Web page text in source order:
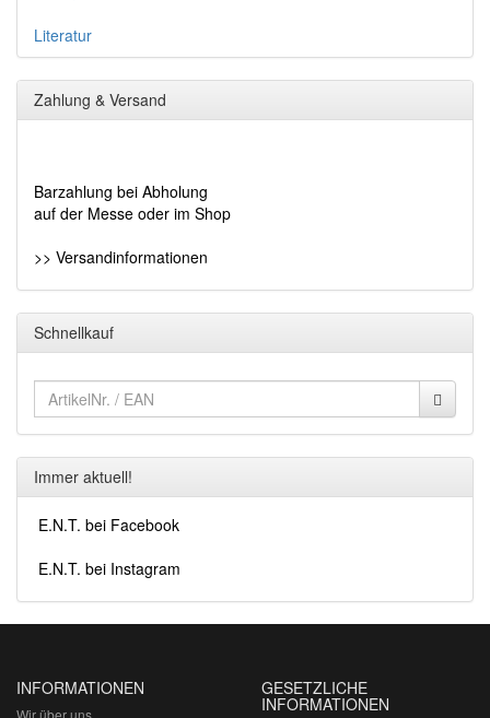
Literatur
Zahlung & Versand
Barzahlung bei Abholung
auf der Messe oder im Shop
>> Versandinformationen
Schnellkauf
Immer aktuell!
E.N.T. bei Facebook
E.N.T. bei Instagram
INFORMATIONEN
Wir über uns
GESETZLICHE
INFORMATIONEN